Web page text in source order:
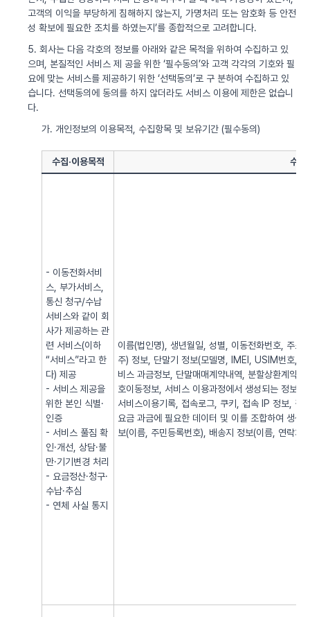
고객의 이익을 부당하게 침해하지 않는지, 가명처리 또는 암호화 등 안전
성 확보에 필요한 조치를 하였는지’를 종합적으로 고려합니다.
5. 회사는 다음 각호의 정보를 아래와 같은 목적을 위하여 수집하고 있
으며, 본질적인 서비스 제 공을 위한 ‘필수동의’와 고객 각각의 기호와 필
요에 맞는 서비스를 제공하기 위한 ‘선택동의’로 구 분하여 수집하고 있
습니다. 선택동의에 동의를 하지 않더라도 서비스 이용에 제한은 없습니
다.
가. 개인정보의 이용목적, 수집항목 및 보유기간 (필수동의)
수집·이용목적 수집
- 이동전화서비
스, 부가서비스,
통신 청구/수납
서비스와 같이 회
사가 제공하는 관
련 서비스(이하
“서비스”라고 한
다) 제공
- 서비스 제공을
위한 본인 식별·
인증
- 서비스 풀짐 확
인·개선, 상담·불
만·기기변경 처리
- 요금정산·청구·
수납·추심
- 연체 사실 통지
이름(법인명), 생년월일, 성별, 이동전화번호, 주
주) 정보, 단말기 정보(모델명, IMEI, USIM번호,
비스 과금정보, 단말매매계약내역, 분할상환계약
호이동정보, 서비스 이용과정에서 생성되는 정보(
서비스이용기록, 접속로그, 쿠키, 접속 IP 정보, 결
요금 과금에 필요한 데이터 및 이를 조합하여 생
보(이름, 주민등록번호), 배송지 정보(이름, 연락처,